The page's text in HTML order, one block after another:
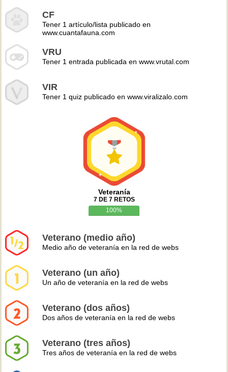
CF
Tener 1 artículo/lista publicado en
www.cuantafauna.com
VRU
Tener 1 entrada publicada en www.vrutal.com
VIR
Tener 1 quiz publicado en www.viralizalo.com
Veteranía
7 DE 7 RETOS
100%
Veterano (medio año)
Medio año de veteranía en la red de webs
Veterano (un año)
Un año de veteranía en la red de webs
Veterano (dos años)
Dos años de veteranía en la red de webs
Veterano (tres años)
Tres años de veteranía en la red de webs